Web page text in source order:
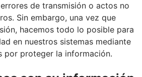
de transmisión o actos no
Sin embargo, una vez que
hacemos todo lo posible para
en nuestros sistemas mediante
por proteger la información.